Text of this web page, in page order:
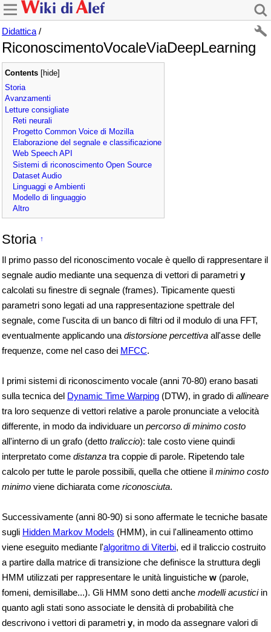
Didattica /
RiconoscimentoVocaleViaDeepLearning
Contents [hide]
Storia
Avanzamenti
Letture consigliate
Reti neurali
Progetto Common Voice di Mozilla
Elaborazione del segnale e classificazione
Web Speech API
Sistemi di riconoscimento Open Source
Dataset Audio
Linguaggi e Ambienti
Modello di linguaggio
Altro
Storia ↑
Il primo passo del riconoscimento vocale è quello di rappresentare il
segnale audio mediante una sequenza di vettori di parametri y
calcolati su finestre di segnale (frames). Tipicamente questi
parametri sono legati ad una rappresentazione spettrale del
segnale, come l'uscita di un banco di filtri od il modulo di una FFT,
eventualmente applicando unadistorsione percettiva all'asse delle
frequenze, come nel caso dei MFCC.
I primi sistemi di riconoscimento vocale (anni 70-80) erano basati
sulla tecnica del Dynamic Time Warping (DTW), in grado di allineare
tra loro sequenze di vettori relative a parole pronunciate a velocità
differente, in modo da individuare un percorso di minimo costo
all'interno di un grafo (detto traliccio): tale costo viene quindi
interpretato come distanza tra coppie di parole. Ripetendo tale
calcolo per tutte le parole possibili, quella che ottiene il minimo costo
minimo viene dichiarata come riconosciuta.
Successivamente (anni 80-90) si sono affermate le tecniche basate
sugli Hidden Markov Models (HMM), in cui l'allineamento ottimo
viene eseguito mediante l'algoritmo di Viterbi, ed il traliccio costruito
a partire dalla matrice di transizione che definisce la struttura degli
HMM utilizzati per rappresentare le unità linguistiche w (parole,
fomeni, demisillabe...). Gli HMM sono detti anche modelli acusticiin
quanto agli stati sono associate le densità di probabilità che
descrivono i vettori di parametri y, in modo da assegnare valori di